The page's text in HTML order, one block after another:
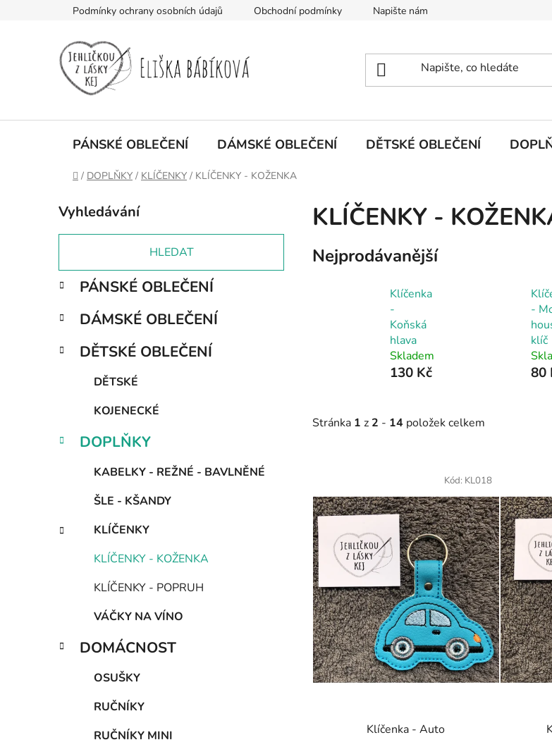
Podmínky ochrany osobních údajů Obchodní podmínky Napište nám
PÁNSKÉ OBLEČENÍ DÁMSKÉ OBLEČENÍ DĚTSKÉ OBLEČENÍ
Domů
/ DOPLŇKY / KLÍČENKY / KLÍČENKY - KOŽENKA
o
s
r
a
n
n
í
l
Vyhledávání
HLEDAT
Přeskočit
kategorie
K
a
e
o
PÁNSKÉ OBLEČENÍ
DÁMSKÉ OBLEČENÍ
DĚTSKÉ OBLEČENÍ
DĚTSKÉ
KOJENECKÉ
DOPLŇKY
KABELKY - REŽNÉ - BAVLNĚNÉ
ŠLE - KŠANDY
KLÍČENKY
KLÍČENKY - KOŽENKA
KLÍČENKY - POPRUH
VÁČKY NA VÍNO
DOMÁCNOST
OSUŠKY
RUČNÍKY
RUČNÍKY MINI
KLÍČENKY -
Nejprodávanější
Klíčenka
-
Koňská
hlava
Skladem
130 Kč
-
klíč
80
Stránka 1 z 2 - 14 položek celkem
p
i
s
p
r
o
d
u
k
t
ů
Klíčenka - Auto
Kód: KL018